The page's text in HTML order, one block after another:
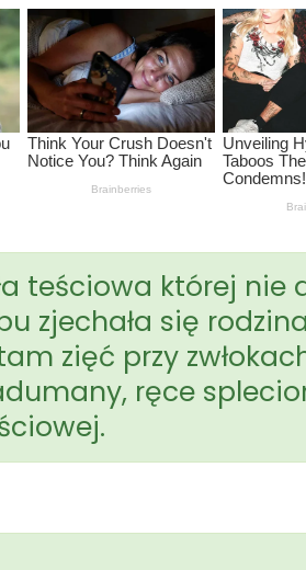
teściowa której nie
zjechała się rodzina
zięć przy
ręce